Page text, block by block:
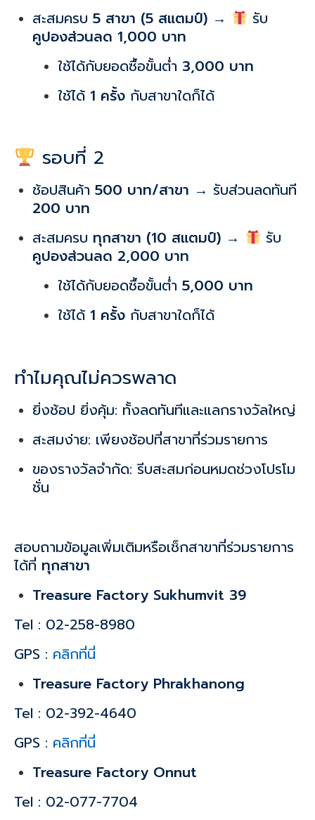
สะสมครบ5 สาขา (5 สแตมป์) →
รับ
คูปองส่วนลด 1,000 บาท
ใช้ได้กับยอดซื้อขั้นต่ำ 3,000 บาท
ใช้ได้ 1 ครั้งกับสาขาใดก็ได้
รอบที่ 2
ช้อปสินค้า500 บาท/สาขา → รับส่วนลดทันที
200 บาท
สะสมครบ ทุกสาขา (10 สแตมป์) →
รับ
คูปองส่วนลด 2,000 บาท
ใช้ได้กับยอดซื้อขั้นต่ำ 5,000 บาท
ใช้ได้ 1 ครั้งกับสาขาใดก็ได้
ทำไมคุณไม่ควรพลาด
ยิ่งช้อป ยิ่งคุ้ม: ทั้งลดทันทีและแลกรางวัลใหญ่
สะสมง่าย: เพียงช้อปที่สาขาที่ร่วมรายการ
ของรางวัลจำกัด: รีบสะสมก่อนหมดช่วงโปรโม
ชั่น
สอบถามข้อมูลเพิ่มเติมหรือเช็กสาขาที่ร่วมรายการ
ได้ที่ ทุกสาขา
Treasure Factory Sukhumvit 39
Tel : 02-258-8980
GPS : คลิกที่นี่
Treasure Factory Phrakhanong
Tel : 02-392-4640
GPS : คลิกที่นี่
Treasure Factory Onnut
Tel : 02-077-7704